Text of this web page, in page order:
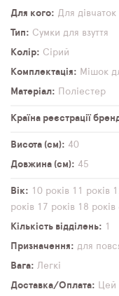
Для кого
Для дівчаток
Тип
Сумки для взуття
Колір
Сірий
Комплектація
Мішок
Матеріал
Поліестер
Країна реєстрації
Висота (см)
40
Довжина (см)
45
Вік 10 років 11 років
років 17 років 18 років
Кількість відділень
1
Призначення
для
Вага
Легкі
Доставка/Оплата
Цей